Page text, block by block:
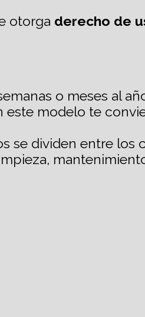
otorga derecho de
o meses al
modelo te
se dividen entre los